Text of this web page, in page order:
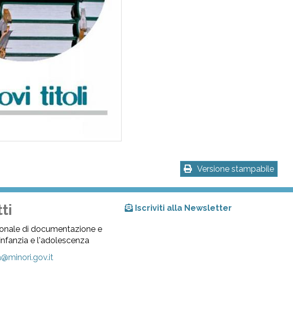
Versione stampabile
di documentazione e
e l'adolescenza
Iscriviti alla Newsletter